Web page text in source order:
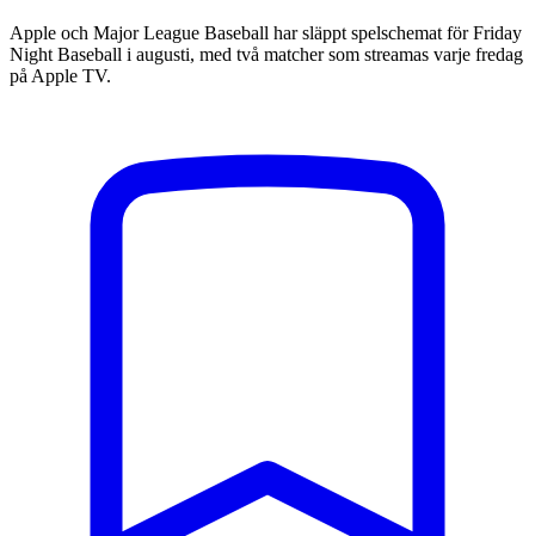
Apple och Major League Baseball har släppt spelschemat för Friday
Night Baseball i augusti, med två matcher som streamas varje fredag
på Apple TV.